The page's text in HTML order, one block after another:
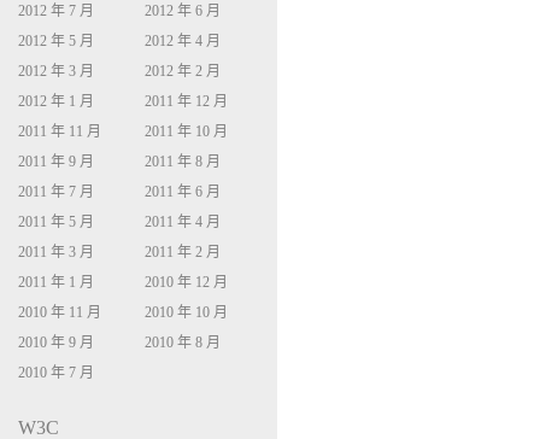
2012 年 7 月
2012 年 6 月
2012 年 5 月
2012 年 4 月
2012 年 3 月
2012 年 2 月
2012 年 1 月
2011 年 12 月
2011 年 11 月
2011 年 10 月
2011 年 9 月
2011 年 8 月
2011 年 7 月
2011 年 6 月
2011 年 5 月
2011 年 4 月
2011 年 3 月
2011 年 2 月
2011 年 1 月
2010 年 12 月
2010 年 11 月
2010 年 10 月
2010 年 9 月
2010 年 8 月
2010 年 7 月
W3C